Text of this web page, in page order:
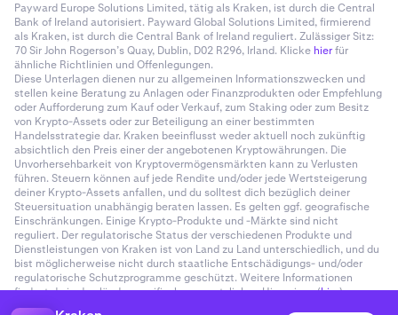
Payward Europe Solutions Limited, tätig als Kraken, ist durch die Central
Bank of Ireland autorisiert. Payward Global Solutions Limited, firmierend
als Kraken, ist durch die Central Bank of Ireland reguliert. Zulässiger Sitz:
70 Sir John Rogerson’s Quay, Dublin, D02 R296, Irland. Klicke hierfür
ähnliche Richtlinien und Offenlegungen.
Diese Unterlagen dienen nur zu allgemeinen Informationszwecken und
stellen keine Beratung zu Anlagen oder Finanzprodukten oder Empfehlung
oder Aufforderung zum Kauf oder Verkauf, zum Staking oder zum Besitz
von Krypto-Assets oder zur Beteiligung an einer bestimmten
Handelsstrategie dar. Kraken beeinflusst weder aktuell noch zukünftig
absichtlich den Preis einer der angebotenen Kryptowährungen. Die
Unvorhersehbarkeit von Kryptovermögensmärkten kann zu Verlusten
führen. Steuern können auf jede Rendite und/oder jede Wertsteigerung
deiner Krypto-Assets anfallen, und du solltest dich bezüglich deiner
Steuersituation unabhängig beraten lassen. Es gelten ggf. geografische
Einschränkungen. Einige Krypto-Produkte und -Märkte sind nicht
reguliert. Der regulatorische Status der verschiedenen Produkte und
Dienstleistungen von Kraken ist von Land zu Land unterschiedlich, und du
bist möglicherweise nicht durch staatliche Entschädigungs- und/oder
regulatorische Schutzprogramme geschützt. Weitere Informationen
findest du in den länderspezifischen gesetzlichen Hinweisen (hier).